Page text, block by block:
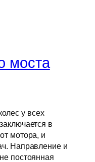
моста
у всех
в
мотора, и
Направление и
постоянная